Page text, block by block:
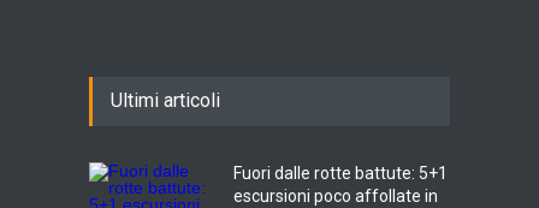
Ultimi articoli
Fuori dalle rotte battute: 5+1
escursioni poco affollate in